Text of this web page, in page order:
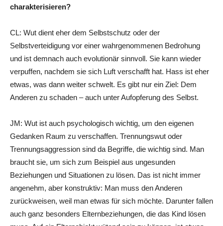
charakterisieren?
CL: Wut dient eher dem Selbstschutz oder der
Selbstverteidigung vor einer wahrgenommenen Bedrohung
und ist demnach auch evolutionär sinnvoll. Sie kann wieder
verpuffen, nachdem sie sich Luft verschafft hat. Hass ist eher
etwas, was dann weiter schwelt. Es gibt nur ein Ziel: Dem
Anderen zu schaden – auch unter Aufopferung des Selbst.
JM: Wut ist auch psychologisch wichtig, um den eigenen
Gedanken Raum zu verschaffen. Trennungswut oder
Trennungsaggression sind da Begriffe, die wichtig sind. Man
braucht sie, um sich zum Beispiel aus ungesunden
Beziehungen und Situationen zu lösen. Das ist nicht immer
angenehm, aber konstruktiv: Man muss den Anderen
zurückweisen, weil man etwas für sich möchte. Darunter fallen
auch ganz besonders Elternbeziehungen, die das Kind lösen